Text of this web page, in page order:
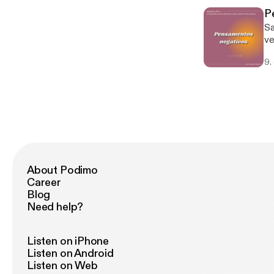
9.
About Podimo
Career
Blog
Need help?
Listen on iPhone
Listen on Android
Listen on Web